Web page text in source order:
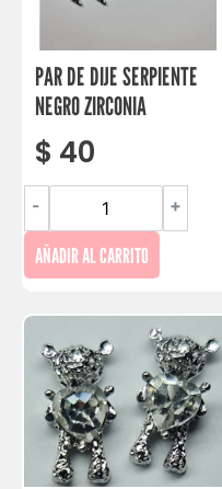
PAR DE DIJE SERPIENTE
NEGRO ZIRCONIA
$ 40
- +
AÑADIR AL CARRITO